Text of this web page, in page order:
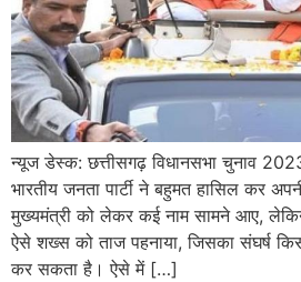
न्यूज डेस्क: छत्तीसगढ़ विधानसभा चुनाव
भारतीय जनता पार्टी ने बहुमत हासिल कर
मुख्यमंत्री को लेकर कई नाम सामने आए,
ऐसे शख्स को ताज पहनाया, जिसका संघर्ष
कर सकता है। ऐसे में […]